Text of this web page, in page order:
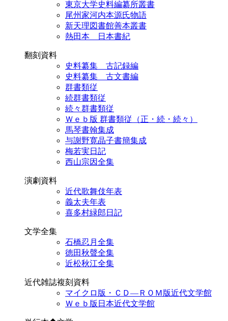
東京大学史料編纂所叢書
尾州家河内本源氏物語
新天理図書館善本叢書
熱田本 日本書紀
翻刻資料
史料纂集 古記録編
史料纂集 古文書編
群書類従
続群書類従
続々群書類従
Ｗｅｂ版 群書類従（正・続・続々）
馬琴書翰集成
与謝野寛晶子書簡集成
梅若実日記
西山宗因全集
演劇資料
近代歌舞伎年表
義太夫年表
喜多村緑郎日記
文学全集
石橋忍月全集
徳田秋聲全集
近松秋江全集
近代雑誌複刻資料
マイクロ版・ＣＤ―ＲＯＭ版近代文学館
Ｗｅｂ版日本近代文学館